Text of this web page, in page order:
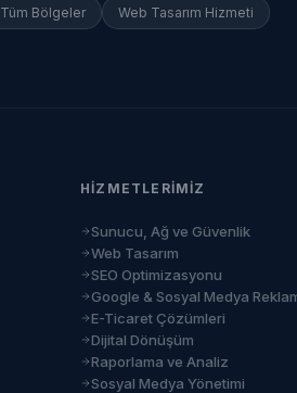
Tüm Bölgeler Web Tasarım Hizmeti
HIZMETLERIMIZ
Sunucu, Ağ ve Güvenlik
Web Tasarım
SEO Optimizasyonu
Google & Sosyal Medya
E-Ticaret Çözümleri
Dijital Dönüşüm
Raporlama ve Analiz
Sosyal Medya Yönetimi